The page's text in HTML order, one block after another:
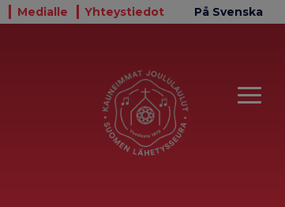
Medialle Yhteystiedot På Svenska